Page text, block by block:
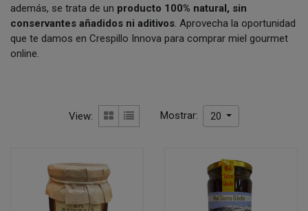
además, se trata de un producto 100% natural, sin
conservantes añadidos ni aditivos. Aprovecha la oportunidad
que te damos en Crespillo Innova para comprar miel gourmet
online.
View: Mostrar: 20